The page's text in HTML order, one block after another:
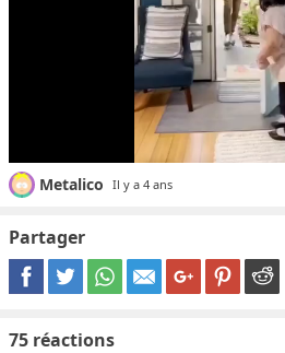
Metalico Il y a 4 ans
Partager
75 réactions